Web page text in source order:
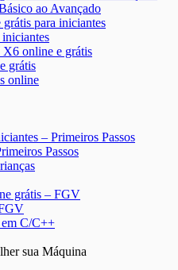
ao Avançado
grátis
Passos